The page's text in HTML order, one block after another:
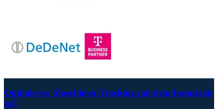
Optimiertes Maschinen-Tracking mit dem Industrial
IoT